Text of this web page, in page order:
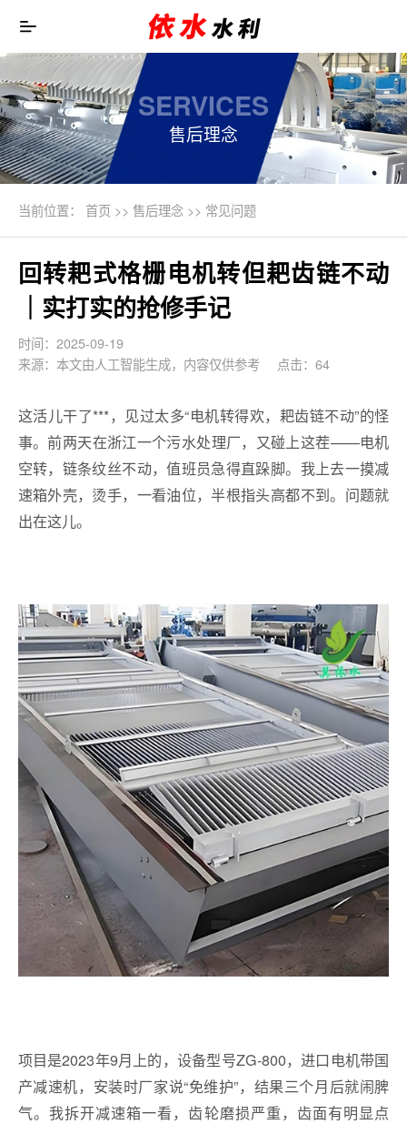
SERVICES
售后理念
当前位置： 首页>> 售后理念>> 常见问题
回转耙式格栅电机转但耙齿链不动
｜实打实的抢修手记
时间：2025-09-19
来源：本文由人工智能生成，内容仅供参考
点击：64
这活儿干了***，见过太多“电机转得欢，耙齿链不动”的怪
事。前两天在浙江一个污水处理厂，又碰上这茬——电机
空转，链条纹丝不动，值班员急得直跺脚。我上去一摸减
速箱外壳，烫手，一看油位，半根指头高都不到。问题就
出在这儿。
项目是2023年9月上的，设备型号ZG-800，进口电机带国
产减速机，安装时厂家说“免维护”，结果三个月后就闹脾
气。我拆开减速箱一看，齿轮磨损严重，齿面有明显点